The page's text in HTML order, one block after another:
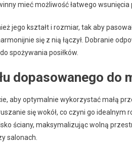
mieć możliwość łatwego
jego kształt i rozmiar, tak aby
się z nią łączył. Dobranie
spożywania posiłków.
dopasowanego do
aby optymalnie wykorzystać małą
się wokół, co czyni go idealnym
ściany, maksymalizując wolną
salonach.